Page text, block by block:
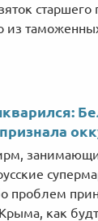
старшего
из
проблем
как